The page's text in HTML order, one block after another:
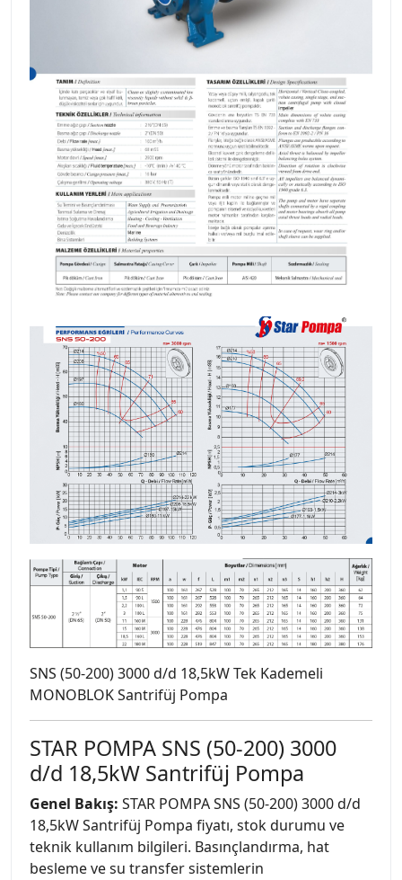
SNS (50-200) 3000 d/d 18,5kW Tek Kademeli
MONOBLOK Santrifüj Pompa
STAR POMPA SNS (50-200) 3000
d/d 18,5kW Santrifüj Pompa
Genel Bakış: STAR POMPA SNS (50-200) 3000 d/d
18,5kW Santrifüj Pompa fiyatı, stok durumu ve
teknik kullanım bilgileri. Basınçlandırma, hat
besleme ve su transfer sistemlerin